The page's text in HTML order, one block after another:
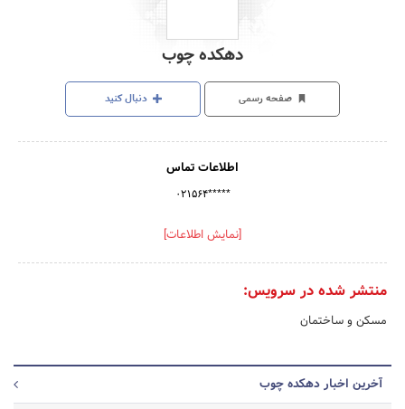
دهکده چوب
صفحه رسمی دنبال کنید
اطلاعات تماس
۰۲۱۵۶۴*****
[نمایش اطلاعات]
منتشر شده در سرویس:
مسکن و ساختمان
آخرین اخبار دهکده چوب